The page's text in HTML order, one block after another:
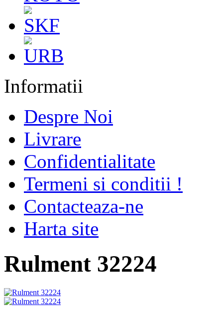
Informatii
Despre Noi
Livrare
Confidentialitate
Termeni si conditii !
Contacteaza-ne
Harta site
Rulment 32224